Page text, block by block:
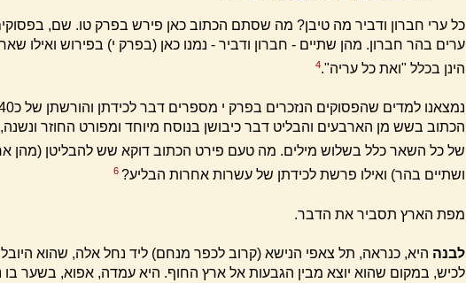
הינן בכלל "ואת כל עריה".4
הכתוב בשש מן הארבעים והבליט דבר כיבושן בנוסח מיוחד ומפורט החוזר ונשנה,
של כל השאר כלל בשלוש מילים. מה טעם פירט הכתוב דוקא שש להבליטן (מהן
ושתיים בהר) ואילו פרשת לכידתן של עשרות אחרות הבליע?
מפת הארץ תסביר את הדבר.
לבנה היא, כנראה, תל צאפי הנישא (קרוב לכפר מנחם) ליד נחל אלה, שהוא
לכיש, במקום שהוא יוצא מבין הגבעות אל ארץ החוף. היא עמדה, אפוא, בשער בו